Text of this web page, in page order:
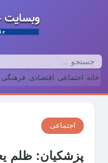
خانه اجتماعی اقتصادی
اجتماعی
پزشکیان: ظلم